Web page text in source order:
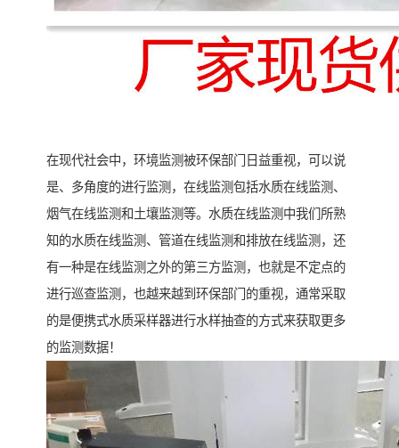
在现代社会中，环境监测被环保部门日益重视，可以说
是、多角度的进行监测，在线监测包括水质在线监测、
烟气在线监测和土壤监测等。水质在线监测中我们所熟
知的水质在线监测、管道在线监测和排放在线监测，还
有一种是在线监测之外的第三方监测，也就是不定点的
进行巡查监测，也越来越到环保部门的重视，通常采取
的是便携式水质采样器进行水样抽查的方式来获取更多
的监测数据！